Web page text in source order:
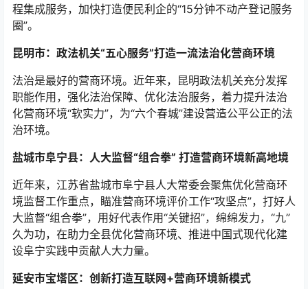
程集成服务，加快打造便民利企的“15分钟不动产登记服务
圈”。
昆明市：政法机关“五心服务”打造一流法治化营商环境
法治是最好的营商环境。近年来，昆明政法机关充分发挥
职能作用，强化法治保障、优化法治服务，着力提升法治
化营商环境“软实力”，为“六个春城”建设营造公平公正的法
治环境。
盐城市阜宁县：人大监督“组合拳” 打造营商环境新高地境
近年来，江苏省盐城市阜宁县人大常委会聚焦优化营商环
境监督工作重点，瞄准营商环境评价工作“攻坚点”，打好人
大监督“组合拳”，用好代表作用“关键招”，绵绵发力，“九”
久为功，在助力全县优化营商环境、推进中国式现代化建
设阜宁实践中贡献人大力量。
延安市宝塔区：创新打造互联网+营商环境新模式